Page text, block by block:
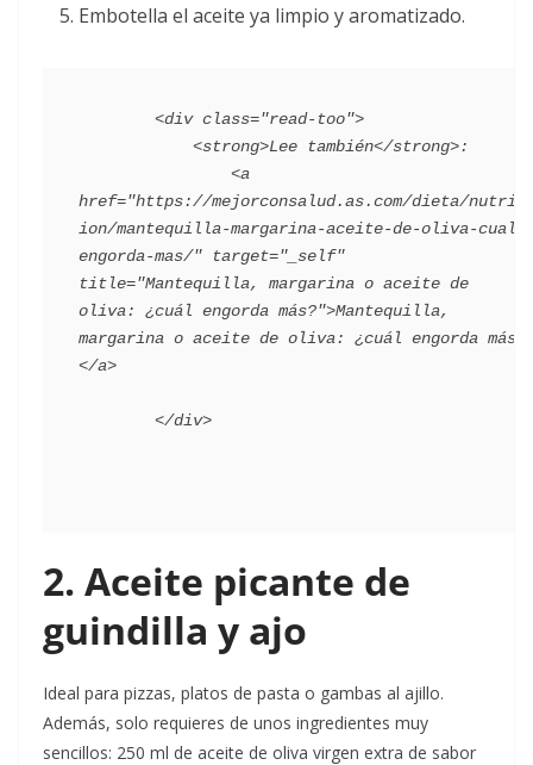
Embotella el aceite ya limpio y aromatizado.
href="https://mejorconsalud.as.com/dieta/nutric
ion/mantequilla-margarina-aceite-de-oliva-cual-
engorda-mas/" target="_self"
title="Mantequilla, margarina o aceite de
oliva: ¿cuál engorda más?">Mantequilla,
margarina o aceite de oliva: ¿cuál engorda más?
</a>
2. Aceite picante de
guindilla y ajo
Ideal para pizzas, platos de pasta o gambas al ajillo.
Además, solo requieres de unos ingredientes muy
sencillos: 250 ml de aceite de oliva virgen extra de sabor